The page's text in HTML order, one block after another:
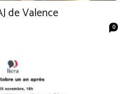
de Valence
0